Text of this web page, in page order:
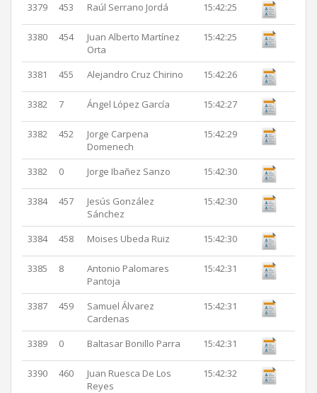
3379 453 Raúl Serrano Jordá 15:42:25
3380 454
Juan Alberto Martínez
Orta
15:42:25
3381 455 Alejandro Cruz Chirino 15:42:26
3382 7 Ángel López García 15:42:27
3382 452
Jorge Carpena
Domenech
15:42:29
3382 0 Jorge Ibañez Sanzo 15:42:30
3384 457
Jesús González
Sánchez
15:42:30
3384 458 Moises Ubeda Ruiz 15:42:30
3385 8
Antonio Palomares
Pantoja
15:42:31
3387 459
Samuel Álvarez
Cardenas
15:42:31
3389 0 Baltasar Bonillo Parra 15:42:31
3390 460
Juan Ruesca De Los
Reyes
15:42:32